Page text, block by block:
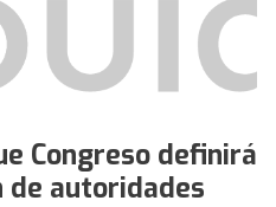
Congreso definirá
de autoridades